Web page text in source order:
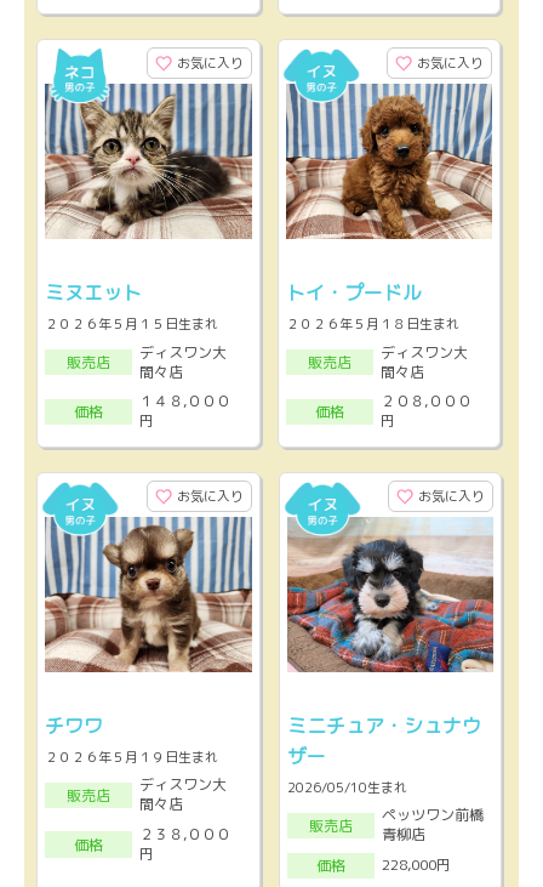
お気に入り
ミヌエット
２０２６年５月１５日生まれ
販売店
ディスワン大
間々店
価格
１４８,０００
円
お気に入り
トイ・プードル
２０２６年５月１８日生まれ
販売店
ディスワン大
間々店
価格
２０８,０００
円
お気に入り
チワワ
２０２６年５月１９日生まれ
販売店
ディスワン大
間々店
価格
２３８,０００
円
お気に入り
ミニチュア・シュナウ
ザー
2026/05/10生まれ
販売店
ペッツワン前橋
青柳店
価格
228,000円